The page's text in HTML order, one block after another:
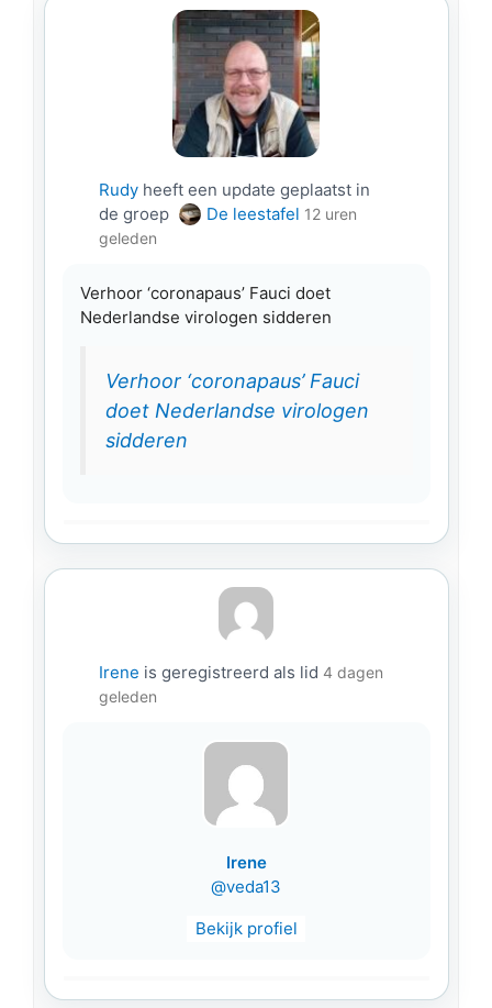
Rudy heeft een update geplaatst in
de groep
De leestafel 12 uren
geleden
Verhoor ‘coronapaus’ Fauci doet
Nederlandse virologen sidderen
Verhoor ‘coronapaus’ Fauci
doet Nederlandse virologen
sidderen
Irene is geregistreerd als lid 4 dagen
geleden
Irene
@veda13
Bekijk profiel